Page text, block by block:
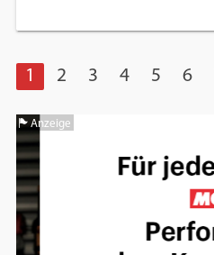
1 2 3 4 5 6
Anzeige